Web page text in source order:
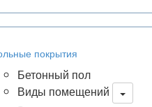
покрытия
Бетонный пол
Виды помещений